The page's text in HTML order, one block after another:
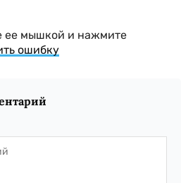
ее мышкой и нажмите
ошибку